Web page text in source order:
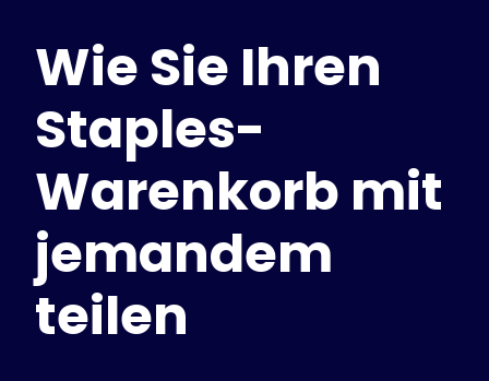
Lösungen
Für Verbraucher
Für Schulen
Für Unternehmen
Hol dir Plus+
Anmelden
Unterstützte Shops
Wie Sie Ihren
Staples-
Warenkorb mit
jemandem
teilen